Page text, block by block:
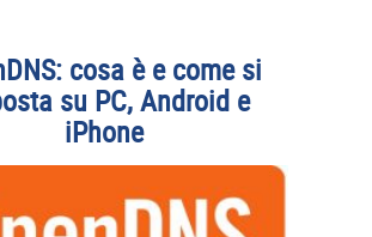
cosa è e come si
su PC, Android e
iPhone